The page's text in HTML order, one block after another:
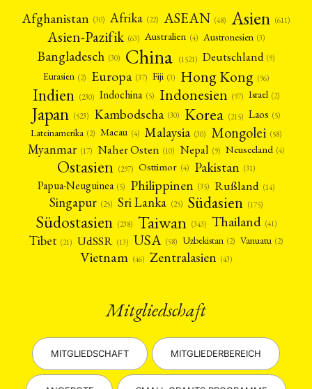
MITGLIEDSCHAFT STUDIUM DATENSCHUTZERKLÄRUNG
MITGLIEDERBEREICH KONTAKT SPENDEN SIE JETZT!
ENGLISH
Afghanistan (30) Afrika (22) ASEAN (48) Asien (611)
Asien-Pazifik (63) Australien (4) Austronesien (3)
Bangladesch (30) China (1521) Deutschland (9)
Eurasien (2) Europa (37) Fiji (3) Hong Kong (96)
Indien (230) Indochina (5) Indonesien (97) Israel (2)
Japan (523) Kambodscha (30) Korea (215) Laos (5)
Lateinamerika (2) Macau (4) Malaysia (30) Mongolei (58)
Myanmar (17) Naher Osten (10) Nepal (9) Neuseeland (4)
Ostasien (297) Osttimor (4) Pakistan (31)
Papua-Neuguinea (5) Philippinen (35) Rußland (14)
Singapur (25) Sri Lanka (25) Südasien (175)
Südostasien (238) Taiwan (343) Thailand (41)
Tibet (21) UdSSR (13) USA (58) Uzbekistan (2) Vanuatu (2)
Vietnam (46) Zentralasien (43)
Mitgliedschaft
MITGLIEDSCHAFT MITGLIEDERBEREICH